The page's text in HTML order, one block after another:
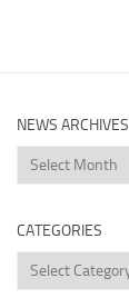
NEWS ARCHIVES
News
Archives
CATEGORIES
Categories